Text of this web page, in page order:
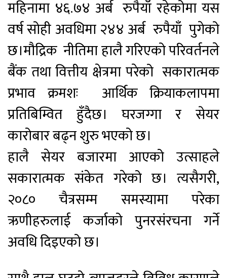
महिनामा ४६.७४ अर्ब रुपैयाँ रहेकोमा यस
वर्ष सोही अवधिमा २४४ अर्ब रुपैयाँ पुगेको
छ।मौद्रिक नीतिमा हालै गरिएको परिवर्तनले
बैंक तथा वित्तीय क्षेत्रमा परेको सकारात्मक
प्रभाव क्रमशः आर्थिक क्रियाकलापमा
प्रतिबिम्वित हुँदैछ। घरजग्गा र सेयर
कारोबार बढ्न शुरु भएको छ।
हालै सेयर बजारमा आएको उत्साहले
सकारात्मक संकेत गरेको छ। त्यसैगरी,
२०८० चैत्रसम्म समस्यामा परेका
ऋणीहरुलाई कर्जाको पुनरसंरचना गर्ने
अवधि दिइएको छ।